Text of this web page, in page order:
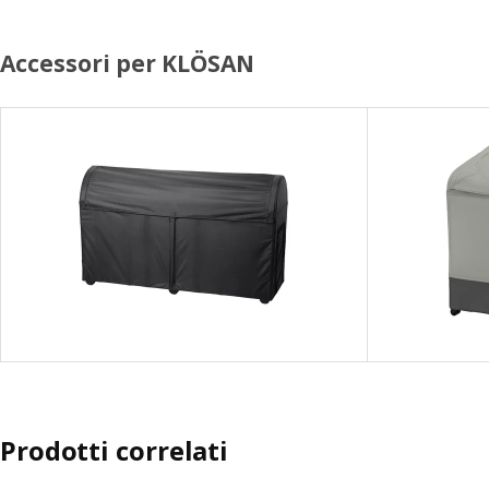
Accessori per KLÖSAN
Prodotti correlati